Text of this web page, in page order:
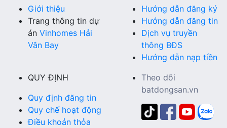
Giới thiệu
Trang thông tin dự
án Vinhomes Hải
Vân Bay
Hướng dẫn đăng ký
Hướng dẫn đăng tin
Dịch vụ truyền
thông BĐS
Hướng dẫn nạp tiền
QUY ĐỊNH
Quy định đăng tin
Quy chế hoạt động
Điều khoản thỏa
Theo dõi
batdongsan.vn